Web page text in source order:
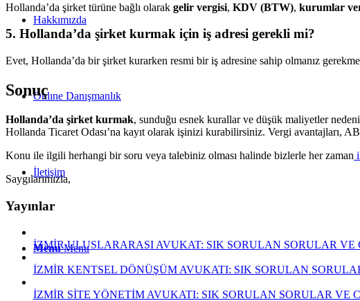
Hakkımızda
Onlıne Danışmanlık
İletişim
Menu Menu
Hollanda’da şirket türüne bağlı olarak gelir vergisi, KDV (BTW), kurumlar
5. Hollanda’da şirket kurmak için iş adresi gerekli mi?
Evet, Hollanda’da bir şirket kurarken resmi bir iş adresine sahip olmanız
Sonuç
Hollanda’da şirket kurmak, sunduğu esnek kurallar ve düşük maliyetler
Hollanda Ticaret Odası’na kayıt olarak işinizi kurabilirsiniz. Vergi avantajları,
Konu ile ilgili herhangi bir soru veya talebiniz olması halinde bizlerle her zaman
Saygılarımızla,
Yayınlar
İZMİR ULUSLARARASI AVUKAT: SIK SORULAN SORULAR VE
İZMİR KENTSEL DÖNÜŞÜM AVUKATI: SIK SORULAN
İZMİR SİTE YÖNETİM AVUKATI: SIK SORULAN SORULAR VE